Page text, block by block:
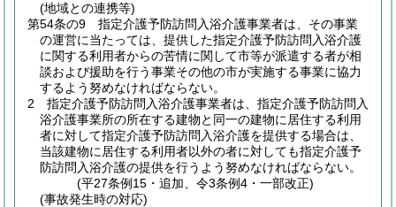
(地域との連携等)
第54条の9
指定介護予防訪問入浴介護事業者は、その事業
の運営に当たっては、提供した指定介護予防訪問入浴介護
に関する利用者からの苦情に関して市等が派遣する者が相
談および援助を行う事業その他の市が実施する事業に協力
するよう努めなければならない。
2
指定介護予防訪問入浴介護事業者は、指定介護予防訪問入
浴介護事業所の所在する建物と同一の建物に居住する利用
者に対して指定介護予防訪問入浴介護を提供する場合は、
当該建物に居住する利用者以外の者に対しても指定介護予
防訪問入浴介護の提供を行うよう努めなければならない。
(平27条例15・追加、令3条例4・一部改正)
(事故発生時の対応)